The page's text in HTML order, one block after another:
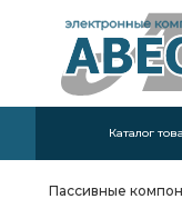
Каталог
Пассивные